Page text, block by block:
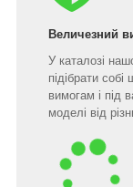
Величезний
У каталозі
підібрати
вимогам і під
моделі від